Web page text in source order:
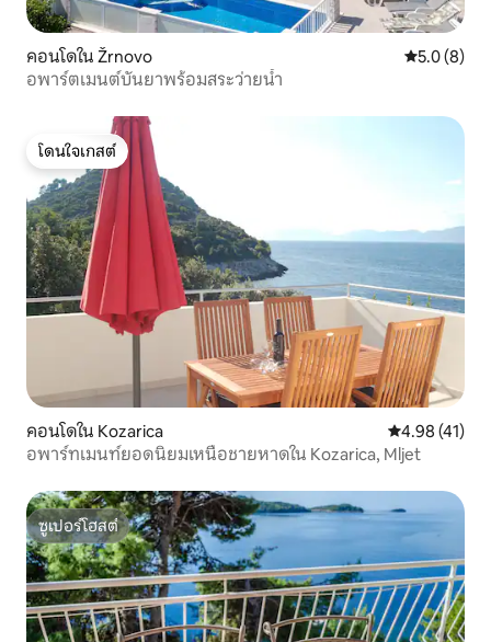
คอนโดใน Žrnovo คะแนนเฉลี่
5.0 (8)
อพาร์ตเมนต์บันยาพร้อมสระว่ายน้ำ
โดนใจเกสต์
โดนใจเกสต์
คอนโดใน Kozarica คะแนนเฉลี่ย
4.98 (41)
อพาร์ทเมนท์ยอดนิยมเหนือชายหาดใน Kozarica, Mljet
ซูเปอร์โฮสต์
ซูเปอร์โฮสต์